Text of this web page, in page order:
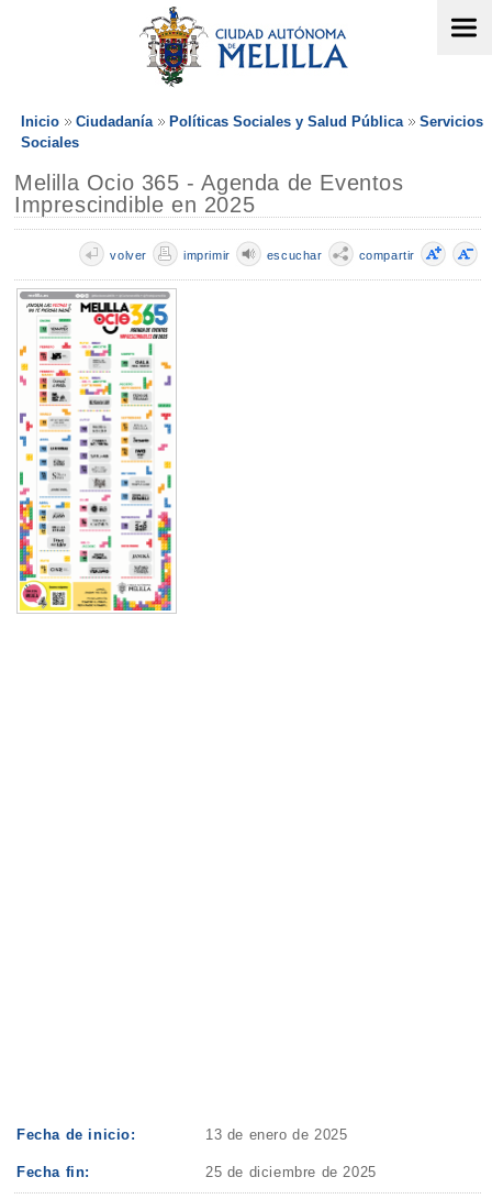
Inicio Ciudadanía Políticas Sociales y Salud Pública
Servicios
Sociales
Melilla Ocio 365 - Agenda de Eventos
Imprescindible en 2025
compartir
escuchar
imprimir
volver
Fecha de inicio: 13 de enero de 2025
Fecha fin: 25 de diciembre de 2025